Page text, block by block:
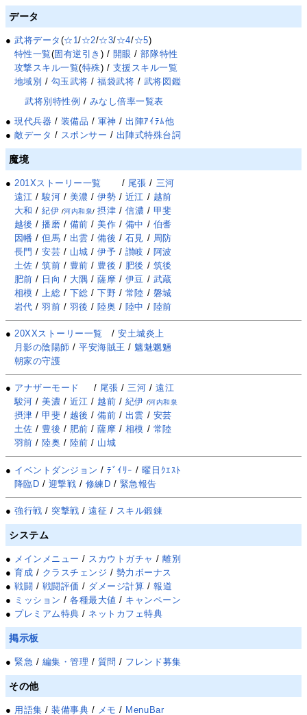
データ
●武将データ (☆1/☆2/☆3/☆4/☆5)
特性一覧(固有逆引き ) / 開眼 /部隊特性
攻撃スキル一覧(特殊) / 支援スキル一覧
地域別 / 勾玉武将 /福袋武将 / 武将図鑑
武将別特性例 / みなし倍率一覧表
●現代兵器 / 装備品 / 軍神 /出陣ｱｲﾃﾑ他
●敵データ / スポンサー / 出陣式特殊台詞
魔境
● 201Xストーリー一覧 / 尾張 / 三河
遠江 /駿河 / 美濃 /伊勢 / 近江 / 越前
大和 /紀伊 /河内和泉/摂津 / 信濃 / 甲斐
越後 /播磨 / 備前 /美作 / 備中 / 伯耆
因幡 /但馬 / 出雲 /備後 / 石見 / 周防
長門 /安芸 / 山城 /伊予 / 讃岐 / 阿波
土佐 /筑前 / 豊前 / 豊後 / 肥後 / 筑後
肥前 / 日向 / 大隅 /薩摩 / 伊豆 / 武蔵
相模 / 上総 / 下総 /下野 / 常陸 / 磐城
岩代 /羽前 / 羽後 / 陸奥 / 陸中 / 陸前
●20XXストーリー一覧 /安土城炎上
月影の陰陽師 /平安海賊王 / 魑魅魍魎
朝家の守護
● アナザーモード / 尾張 /三河 / 遠江
駿河 /美濃 / 近江 / 越前 / 紀伊 /河内和泉
摂津 /甲斐 / 越後 /備前 / 出雲 / 安芸
土佐 / 豊後 / 肥前 /薩摩 / 相模 / 常陸
羽前 / 陸奥 / 陸前 / 山城
● イベントダンジョン /ﾃﾞｲﾘｰ /曜日ｸｴｽﾄ
降臨D / 迎撃戦 / 修練D / 緊急報告
●強行戦 / 突撃戦 /遠征 / スキル鍛錬
システム
● メインメニュー / スカウトガチャ /離別
●育成 / クラスチェンジ / 勢力ボーナス
●戦闘 / 戦闘評価 / ダメージ計算 / 報道
● ミッション /各種最大値 / キャンペーン
● プレミアム特典 / ネットカフェ特典
掲示板
●緊急 / 編集・管理 / 質問 / フレンド募集
その他
● 用語集 /装備事典 / メモ / MenuBar